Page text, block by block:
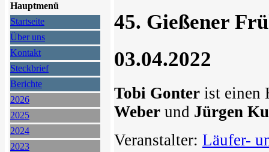
Hauptmenü
Startseite
Über uns
Kontakt
Steckbrief
Berichte
2026
2025
2024
2023
45. Gießener
03.04.2022
Tobi Gonter ist einen
Weber und Jürgen
Veranstalter: Läufer-